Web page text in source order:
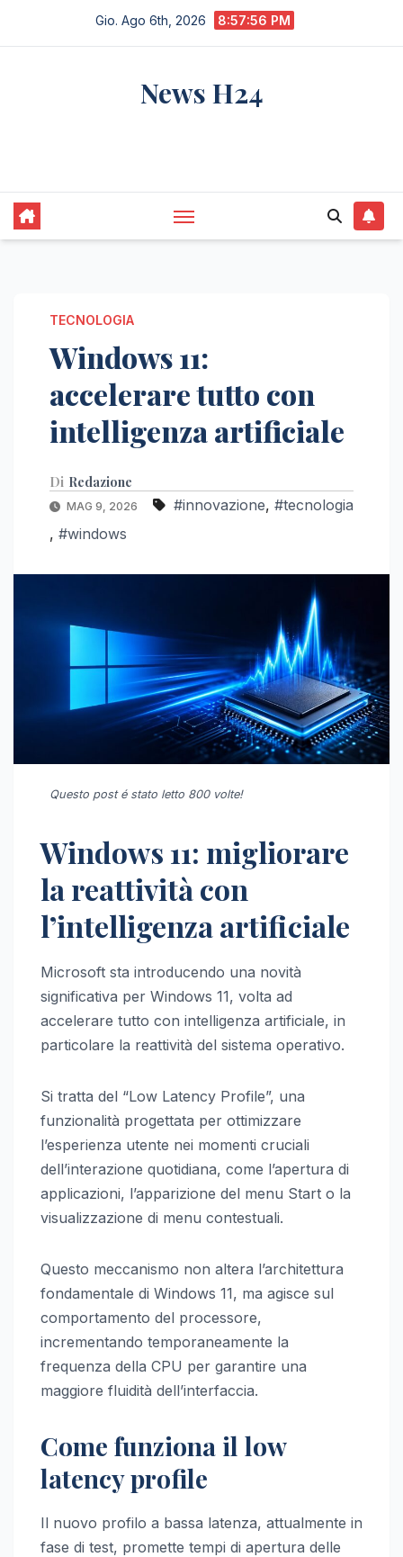
Gio. Ago 6th, 2026 8:57:57 PM
News H24
TECNOLOGIA
Windows 11:
accelerare tutto con
intelligenza artificiale
Di Redazione
MAG 9, 2026 #innovazione, #tecnologia
, #windows
Questo post é stato letto 800 volte!
Windows 11: migliorare
la reattività con
l’intelligenza artificiale
Microsoft sta introducendo una novità
significativa per Windows 11, volta ad
accelerare tutto con intelligenza artificiale, in
particolare la reattività del sistema operativo.
Si tratta del “Low Latency Profile”, una
funzionalità progettata per ottimizzare
l’esperienza utente nei momenti cruciali
dell’interazione quotidiana, come l’apertura di
applicazioni, l’apparizione del menu Start o la
visualizzazione di menu contestuali.
Questo meccanismo non altera l’architettura
fondamentale di Windows 11, ma agisce sul
comportamento del processore,
incrementando temporaneamente la
frequenza della CPU per garantire una
maggiore fluidità dell’interfaccia.
Come funziona il low
latency profile
Il nuovo profilo a bassa latenza, attualmente in
fase di test, promette tempi di apertura delle